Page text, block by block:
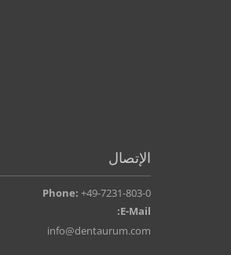
الإتصال
Phone: +49-7231-803-0
E-Mail:
info@dentaurum.com